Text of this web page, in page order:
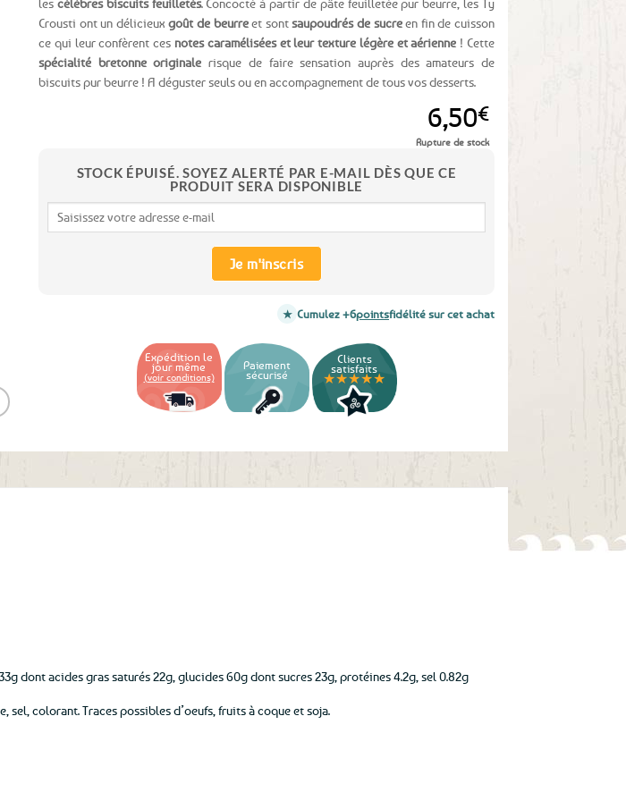
les célèbres biscuits feuilletés. Concocté à partir de pâte feuilletée pur beurre, les Ty
Crousti ont un délicieuxgoût de beurreet sontsaupoudrés de sucreen fin de cuisson
ce qui leur confèrent ces notes caramélisées et leur texture légère et aérienne ! Cette
spécialité bretonne originale risque de faire sensation auprès des amateurs de
biscuits pur beurre ! A déguster seuls ou en accompagnement de tous vos desserts.
6,50€
Rupture de stock
STOCK ÉPUISÉ. SOYEZ ALERTÉ PAR E-MAIL DÈS QUE CE
PRODUIT SERA DISPONIBLE
Je m'inscris
Cumulez +6pointsfidélité sur cet achat
Expédition le
jour même
(voir conditions)
Paiement
sécurisé
Clients
satisfaits
★★★★★
dont acides gras saturés 22g, glucides 60g dont sucres 23g, protéines 4.2g, sel 0.82g
sel, colorant. Traces possibles d’oeufs, fruits à coque et soja.